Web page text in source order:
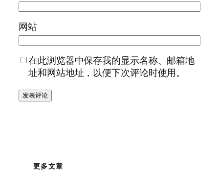
网站
在此浏览器中保存我的显示名称、邮箱地
址和网站地址，以便下次评论时使用。
更多文章